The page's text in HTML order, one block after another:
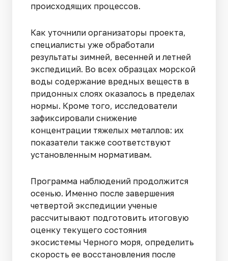
происходящих процессов.
Как уточнили организаторы проекта,
специалисты уже обработали
результаты зимней, весенней и летней
экспедиций. Во всех образцах морской
воды содержание вредных веществ в
придонных слоях оказалось в пределах
нормы. Кроме того, исследователи
зафиксировали снижение
концентрации тяжелых металлов: их
показатели также соответствуют
установленным нормативам.
Программа наблюдений продолжится
осенью. Именно после завершения
четвертой экспедиции ученые
рассчитывают подготовить итоговую
оценку текущего состояния
экосистемы Черного моря, определить
скорость ее восстановления после